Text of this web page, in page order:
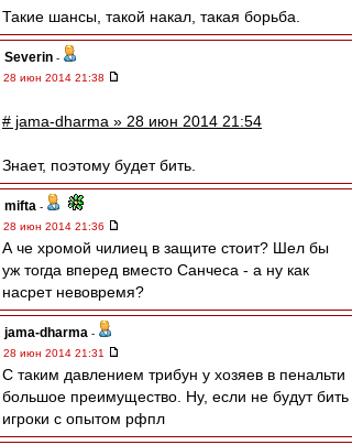
Такие шансы, такой накал, такая борьба.
Severin -
28 июн 2014 21:38
# jama-dharma » 28 июн 2014 21:54
Знает, поэтому будет бить.
mifta -
28 июн 2014 21:36
А че хромой чилиец в защите стоит? Шел бы
уж тогда вперед вместо Санчеса - а ну как
насрет невовремя?
jama-dharma -
28 июн 2014 21:31
С таким давлением трибун у хозяев в пенальти
большое преимущество. Ну, если не будут бить
игроки с опытом рфпл